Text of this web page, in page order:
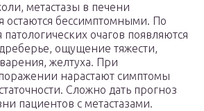
метастазы в печени
остаются бессимптомными. По
очагов появляются
ощущение тяжести,
желтуха. При
нарастают симптомы
Сложно дать прогноз
пациентов с метастазами.